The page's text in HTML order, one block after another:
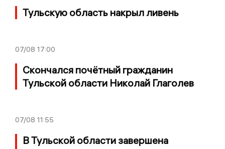
Тульскую область накрыл ливень
07/08 17:00
Скончался почётный гражданин
Тульской области Николай Глаголев
07/08 11:55
В Тульской области завершена